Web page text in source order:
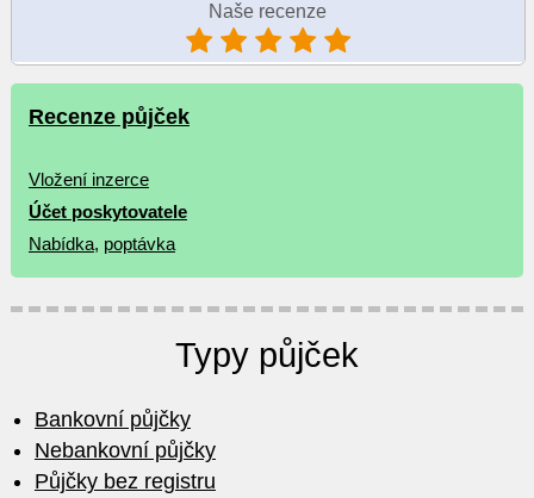
Naše recenze
Recenze půjček
Vložení inzerce
Účet poskytovatele
Nabídka, poptávka
Typy půjček
Bankovní půjčky
Nebankovní půjčky
Půjčky bez registru